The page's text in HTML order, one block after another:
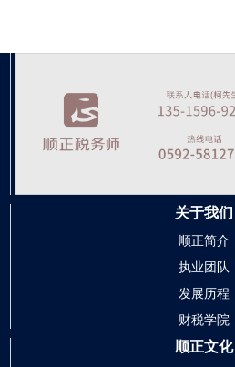
关于我们
顺正简介
执业团队
发展历程
财税学院
顺正文化